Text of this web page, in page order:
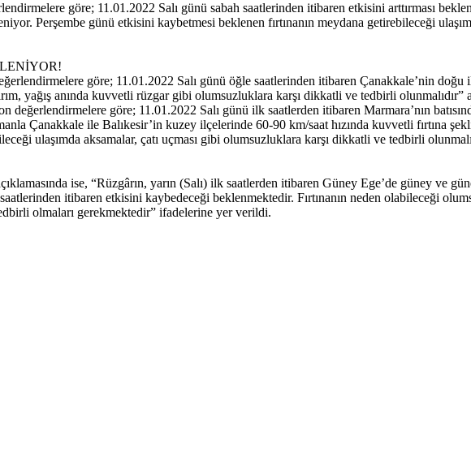
göre; 11.01.2022 Salı günü sabah saatlerinden itibaren etkisini arttırması
Perşembe günü etkisini kaybetmesi beklenen fırtınanın meydana getirebileceği
göre; 11.01.2022 Salı günü öğle saatlerinden itibaren Çanakkale’nin
yağış anında kuvvetli rüzgar gibi olumsuzluklara karşı dikkatli ve tedbirli olunmalıdır”
göre; 11.01.2022 Salı günü ilk saatlerden itibaren Marmara’nın
Çanakkale ile Balıkesir’in kuzey ilçelerinde 60-90 km/saat hızında kuvvetli fırtına
ulaşımda aksamalar, çatı uçması gibi olumsuzluklara karşı dikkatli ve tedbirli
ise, “Rüzgârın, yarın (Salı) ilk saatlerden itibaren Güney Ege’de güney ve
itibaren etkisini kaybedeceği beklenmektedir. Fırtınanın neden olabileceği
olmaları gerekmektedir” ifadelerine yer verildi.